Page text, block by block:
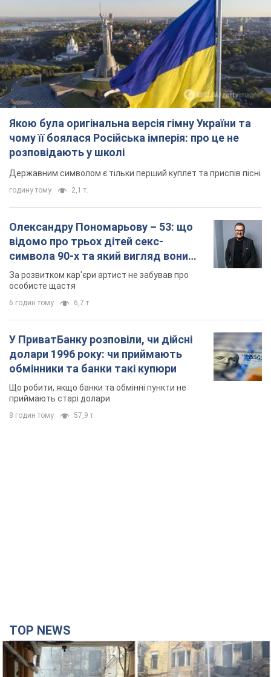
Якою була оригінальна версія гімну України та
чому її боялася Російська імперія: про це не
розповідають у школі
Державним символом є тільки перший куплет та приспів пісні
годину тому 2,1 т.
Олександру Пономарьову – 53: що
відомо про трьох дітей секс-
символа 90-х та який вигляд вони
мають
За розвитком кар'єри артист не забував про
особисте щастя
6 годин тому 6,7 т.
У ПриватБанку розповіли, чи дійсні
долари 1996 року: чи приймають
обмінники та банки такі купюри
Що робити, якщо банки та обмінні пункти не
приймають старі долари
8 годин тому 57,9 т.
TOP NEWS